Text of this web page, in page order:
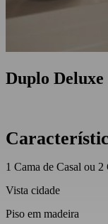
Duplo Deluxe
1 Cama de Casal ou
Vista cidade
Piso em madeira